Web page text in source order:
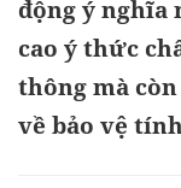
động ý nghĩa
cao ý thức
thông mà
về bảo vệ